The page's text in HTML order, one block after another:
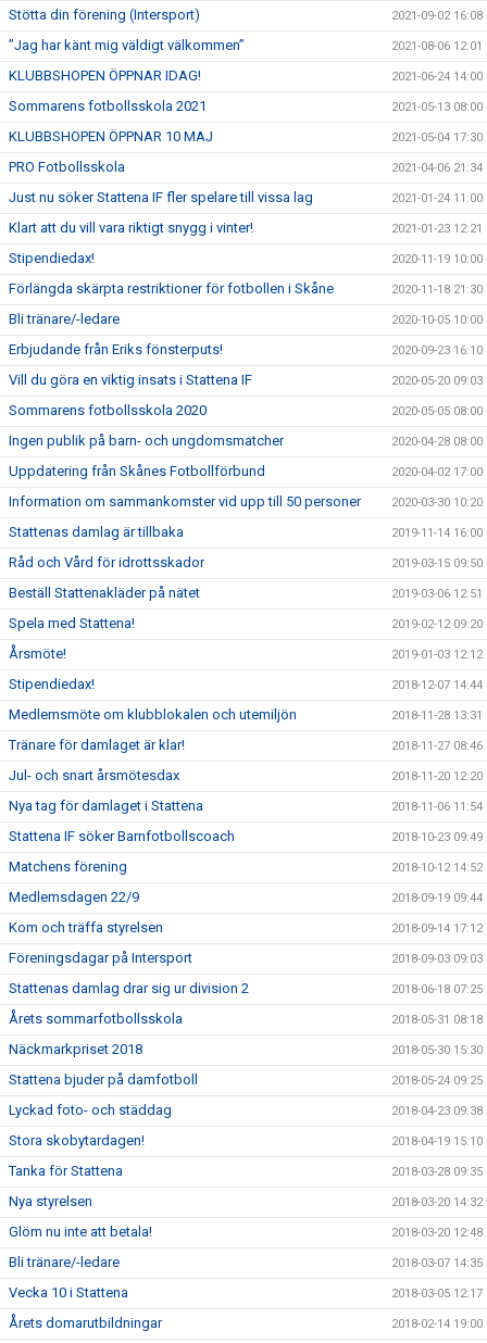
Stötta din förening (Intersport) 2021-09-02 16:08
”Jag har känt mig väldigt välkommen” 2021-08-06 12:01
KLUBBSHOPEN ÖPPNAR IDAG! 2021-06-24 14:00
Sommarens fotbollsskola 2021 2021-05-13 08:00
KLUBBSHOPEN ÖPPNAR 10 MAJ 2021-05-04 17:30
PRO Fotbollsskola 2021-04-06 21:34
Just nu söker Stattena IF fler spelare till vissa lag 2021-01-24 11:00
Klart att du vill vara riktigt snygg i vinter! 2021-01-23 12:21
Stipendiedax! 2020-11-19 10:00
Förlängda skärpta restriktioner för fotbollen i Skåne 2020-11-18 21:30
Bli tränare/-ledare 2020-10-05 10:00
Erbjudande från Eriks fönsterputs! 2020-09-23 16:10
Vill du göra en viktig insats i Stattena IF 2020-05-20 09:03
Sommarens fotbollsskola 2020 2020-05-05 08:00
Ingen publik på barn- och ungdomsmatcher 2020-04-28 08:00
Uppdatering från Skånes Fotbollförbund 2020-04-02 17:00
Information om sammankomster vid upp till 50 personer 2020-03-30 10:20
Stattenas damlag är tillbaka 2019-11-14 16:00
Råd och Vård för idrottsskador 2019-03-15 09:50
Beställ Stattenakläder på nätet 2019-03-06 12:51
Spela med Stattena! 2019-02-12 09:20
Årsmöte! 2019-01-03 12:12
Stipendiedax! 2018-12-07 14:44
Medlemsmöte om klubblokalen och utemiljön 2018-11-28 13:31
Tränare för damlaget är klar! 2018-11-27 08:46
Jul- och snart årsmötesdax 2018-11-20 12:20
Nya tag för damlaget i Stattena 2018-11-06 11:54
Stattena IF söker Barnfotbollscoach 2018-10-23 09:49
Matchens förening 2018-10-12 14:52
Medlemsdagen 22/9 2018-09-19 09:44
Kom och träffa styrelsen 2018-09-14 17:12
Föreningsdagar på Intersport 2018-09-03 09:03
Stattenas damlag drar sig ur division 2 2018-06-18 07:25
Årets sommarfotbollsskola 2018-05-31 08:18
Näckmarkpriset 2018 2018-05-30 15:30
Stattena bjuder på damfotboll 2018-05-24 09:25
Lyckad foto- och städdag 2018-04-23 09:38
Stora skobytardagen! 2018-04-19 15:10
Tanka för Stattena 2018-03-28 09:35
Nya styrelsen 2018-03-20 14:32
Glöm nu inte att betala! 2018-03-20 12:48
Bli tränare/-ledare 2018-03-07 14:35
Vecka 10 i Stattena 2018-03-05 12:17
Årets domarutbildningar 2018-02-14 19:00